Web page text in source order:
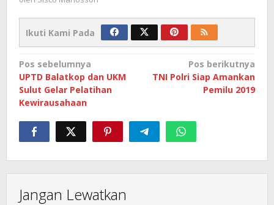
Ikuti Kami Pada
Navigasi
pos
Pos sebelumnya
UPTD Balatkop dan UKM
Sulut Gelar Pelatihan
Kewirausahaan
Pos berikutnya
TNI Polri Siap Amankan
Pemilu 2019
Jangan Lewatkan